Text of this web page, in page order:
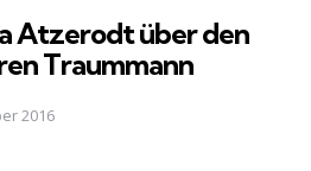
Atzerodt über den
Traummann
2016